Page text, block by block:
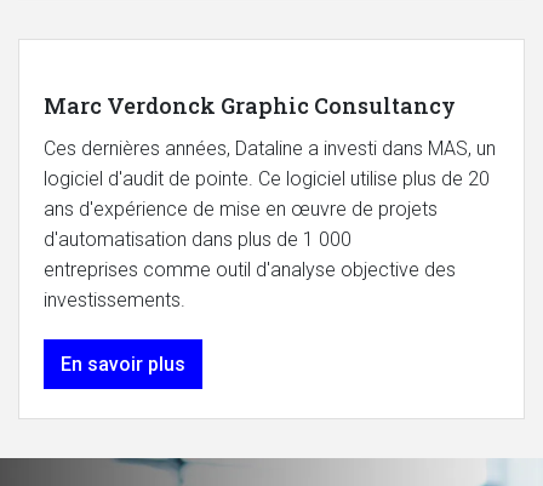
Marc Verdonck Graphic Consultancy
Ces dernières années, Dataline a investi dans MAS, un
logiciel d'audit de pointe. Ce logiciel utilise plus de 20
ans d'expérience de mise en œuvre de projets
d'automatisation dans plus de 1 000
entreprises comme outil d'analyse objective des
investissements.
En savoir plus